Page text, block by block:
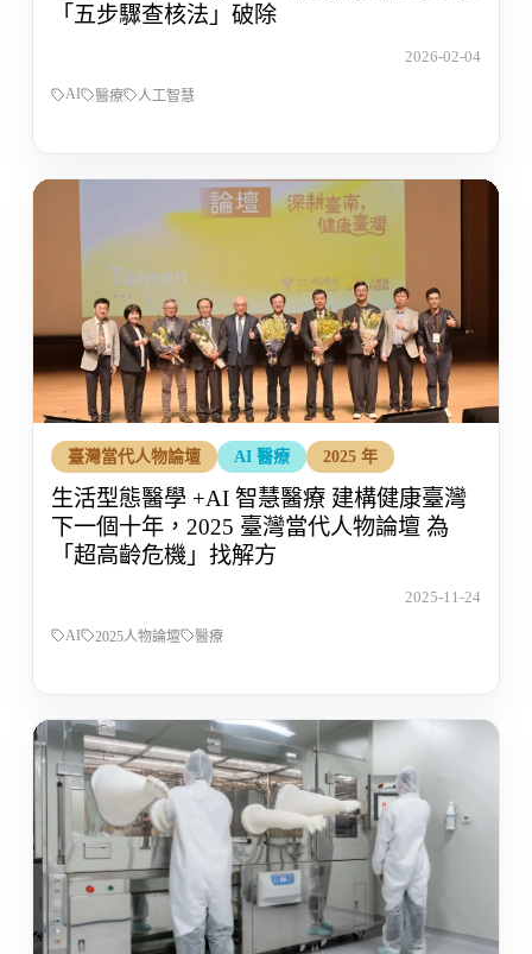
「五步驟查核法」破除
2026-02-04
AI 醫療 人工智慧
臺灣當代人物論壇 AI 醫療 2025 年
生活型態醫學 +AI 智慧醫療 建構健康臺灣
下一個十年，2025 臺灣當代人物論壇 為
「超高齡危機」找解方
2025-11-24
AI 2025人物論壇 醫療